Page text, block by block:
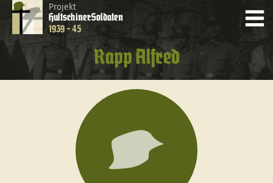
Projekt
HultschinerSoldaten
1939 - 45
Rapp Alfred